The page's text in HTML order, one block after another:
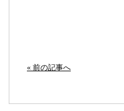
« 前の記事へ